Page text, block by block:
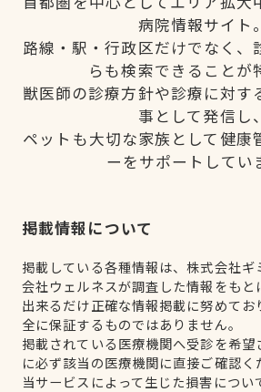
病院情報サイト。
路線・駅・行政区だけでなく、
らも検索できることが
獣医師の診療方針や診療に対す
事として発信し、
ペットも大切な家族として健康
ーをサポートしてい
掲載情報について
掲載している各種情報は、株式会社ギ
会社ウェルネスが調査した情報をもと
出来るだけ正確な情報掲載に努めて
全に保証するものではありません。
掲載されている医療機関へ受診を希
に必ず該当の医療機関に直接ご確認く
当サービスによって生じた損害につい